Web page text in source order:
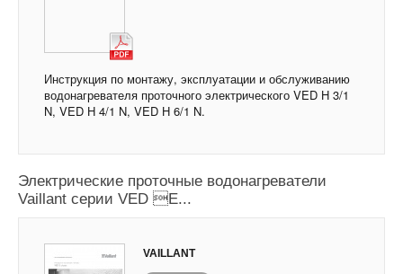
Инструкция по монтажу, эксплуатации и обслуживанию
водонагревателя проточного электрического VED H 3/1
N, VED H 4/1 N, VED H 6/1 N.
Электрические проточные водонагреватели
Vaillant серии VED Е...
VAILLANT